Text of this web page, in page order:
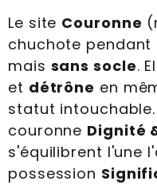
Le site Couronne
chuchote pendant
mais sans socle.
et détrône en
statut
couronne Dignité
s'équilibrent l'une
possession